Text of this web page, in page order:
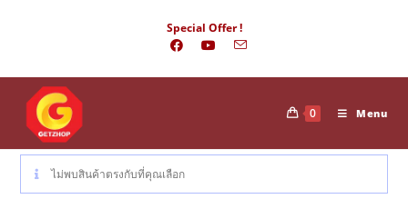
Special Offer !
0 Menu
ไม่พบสินค้าตรงกับที่คุณเลือก